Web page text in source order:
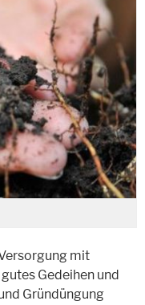
mit
Gedeihen und
Gründüngung